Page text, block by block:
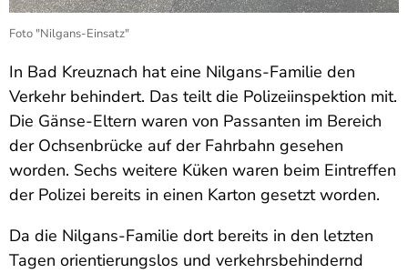
Foto "Nilgans-Einsatz"
In Bad Kreuznach hat eine Nilgans-Familie den
Verkehr behindert. Das teilt die Polizeiinspektion mit.
Die Gänse-Eltern waren von Passanten im Bereich
der Ochsenbrücke auf der Fahrbahn gesehen
worden. Sechs weitere Küken waren beim Eintreffen
der Polizei bereits in einen Karton gesetzt worden.
Da die Nilgans-Familie dort bereits in den letzten
Tagen orientierungslos und verkehrsbehindernd